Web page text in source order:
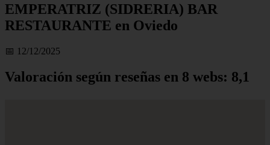
EMPERATRIZ (SIDRERIA) BAR
RESTAURANTE en Oviedo
📅 12/12/2025
Valoración según reseñas en 8 webs: 8,1